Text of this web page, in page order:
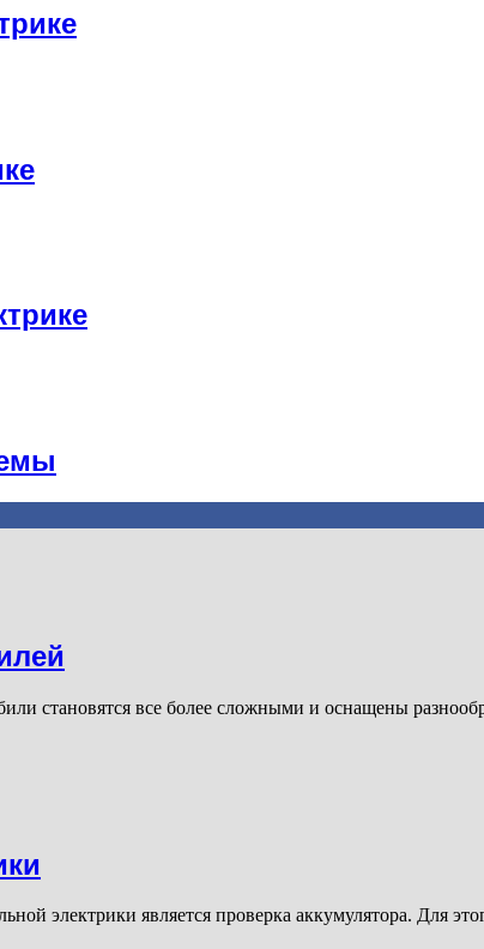
становятся все более сложными и оснащены
электрики является проверка аккумулятора. Для